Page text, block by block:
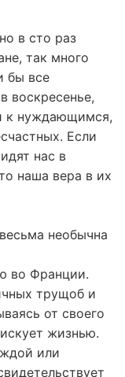
в сто раз
так много
бы все
воскресенье,
к нуждающимся,
Если
нас в
наша вера в их
необычна
во Франции.
трущоб и
от своего
жизнью.
или